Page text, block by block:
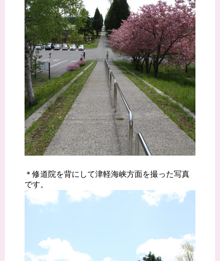
＊修道院を背にして津軽海峡方面を撮った写真
です。